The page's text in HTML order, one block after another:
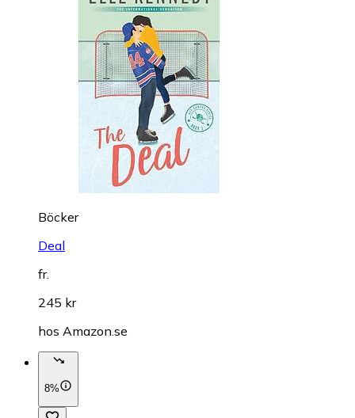
Böcker
Deal
fr.
245 kr
hos Amazon.se
8%